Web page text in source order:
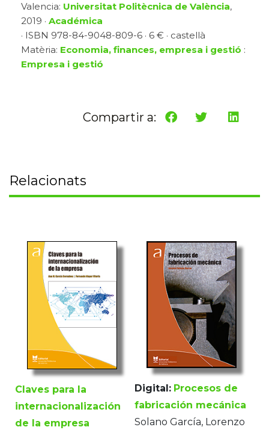
Valencia: Universitat Politècnica de València,
2019 · Académica
· ISBN 978-84-9048-809-6 · 6 € · castellà
Matèria: Economia, finances, empresa i gestió :
Empresa i gestió
Compartir a:
Relacionats
Claves para la
internacionalización
de la empresa
Digital: Procesos de
fabricación mecánica
Solano García, Lorenzo